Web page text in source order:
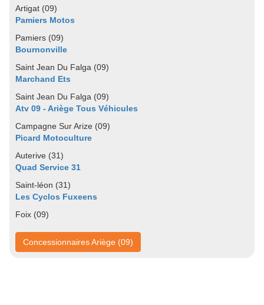
Artigat (09)
Pamiers Motos
Pamiers (09)
Bournonville
Saint Jean Du Falga (09)
Marchand Ets
Saint Jean Du Falga (09)
Atv 09 - Ariège Tous Véhicules
Campagne Sur Arize (09)
Picard Motoculture
Auterive (31)
Quad Service 31
Saint-léon (31)
Les Cyclos Fuxeens
Foix (09)
Concessionnaires Ariège (09)